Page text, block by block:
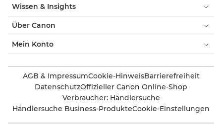
Wissen & Insights
Über Canon
Mein Konto
AGB & ImpressumCookie-HinweisBarrierefreiheit
DatenschutzOffizieller Canon Online-Shop
Verbraucher: Händlersuche
Händlersuche Business-ProdukteCookie-Einstellungen